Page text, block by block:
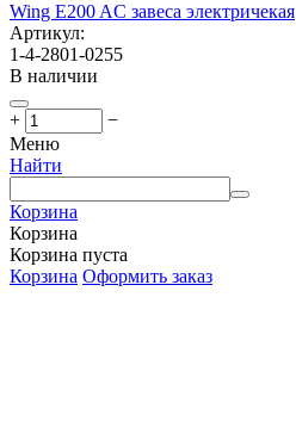
Wing E200 AC завеса электричекая
Артикул:
1-4-2801-0255
В наличии
+
−
Меню
Найти
Корзина
Корзина
Корзина пуста
Корзина Оформить заказ